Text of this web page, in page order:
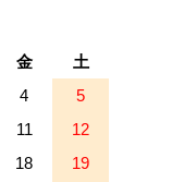
金
土
4
5
11
12
18
19